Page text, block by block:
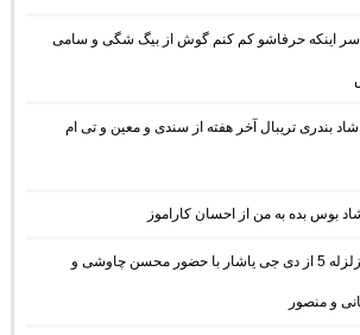
سر اینکه حرفاشو کم کنم گوش از بیگ شگی و سامی
بندری تریبال آخر هفته از سندی و معین و تی ام
بوس بده به من از احسان کاراموز
دانلود آهنگ ریمیکس زلزله 5 از دی جی یاشار با حضور محسن چاوشی و
و منصور